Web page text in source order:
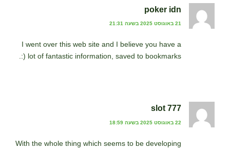
poker idn
21 באוגוסט 2025 בשעה 21:31
I went over this web site and I believe you have a
lot of fantastic information, saved to bookmarks (:.
slot 777
22 באוגוסט 2025 בשעה 18:59
With the whole thing which seems to be developing